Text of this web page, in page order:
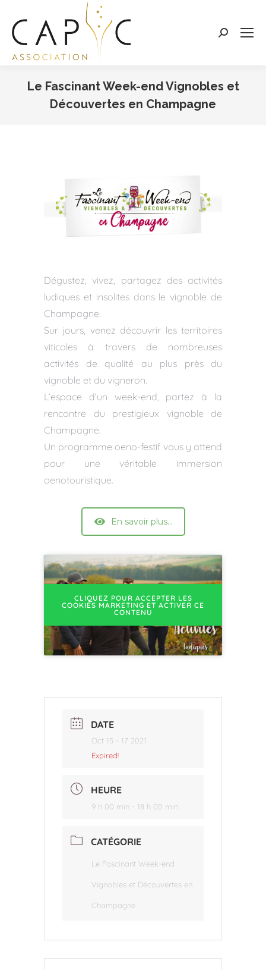
Search:
Le Fascinant Week-end Vignobles et
Découvertes en Champagne
Dégustez, vivez, partagez des activités
ludiques et insolites dans le vignoble de
Champagne.
Sur jours, venez découvrir les territoires
viticoles à travers de nombreuses
activités de qualité au plus près du
vignoble et du vigneron.
L’espace d’un week-end, partez à la
rencontre du prestigieux vignoble de
Champagne.
Un programme oeno-festif vous y attend
pour une véritable immersion
oenotouristique.
En savoir plus...
CLIQUEZ POUR ACCEPTER LES
COOKIES MARKETING ET ACTIVER CE
CONTENU
DATE
Oct 15 - 17 2021
Expired!
HEURE
9 h 00 min - 18 h 00 min
CATÉGORIE
Le Fascinant Week-end
Vignobles et Découvertes en
Champagne